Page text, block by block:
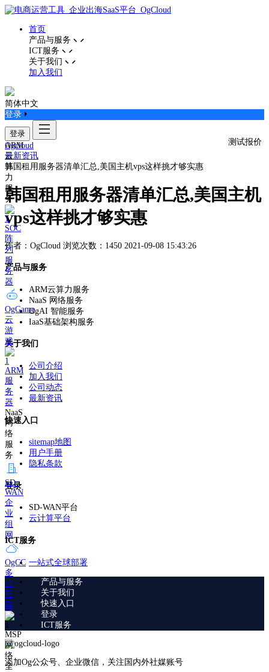
测试报价
首页
产品与服务
ICT服务
关于我们
加入我们
简体中文
登录
登录
ARM
云
算
力
服
务
SOC
阵
列
服
务
器
OgGame
云
游
戏
ARM
服
务
器
NaaS
网
络
服
务
SD-
WAN
企
业
组
网
OgCC
多
云
互
联
MSP
网
络
全
Ogcloud
最新资讯
韩国租用服务器清单汇总,美国主机vps这样挑才够实惠
韩国租用服务器清单汇总,美国主机
vps这样挑才够实惠
作者：OgCloud 浏览次数：1450 2021-09-08 15:43:26
产品与服务
ARM云算力服务
NaaS 网络服务
OgAI 智能服务
IaaS基础架构服务
关于我们
公司介绍
加入我们
公司动态
最新资讯
快速入口
sitemap地图
用户手册
隐私条款
登录
SD-WAN平台
云计算平台
ICT服务
一站式全球部署
产品与服务
关于我们
快速入口
登录
ICT服务
添加Og公众号、企业微信，关注国内外社媒账号